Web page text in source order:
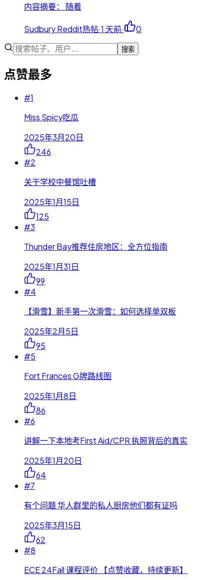
内容摘要： 随着
Sudbury Reddit热帖·1 天前· 0
搜索
点赞最多
#1
Miss Spicy吃瓜
2025年3月20日
246
#2
关于学校中餐馆吐槽
2025年1月15日
125
#3
Thunder Bay推荐住房地区：全方位指南
2025年1月31日
99
#4
【滑雪】新手第一次滑雪：如何选择单双板
2025年2月5日
95
#5
Fort Frances G牌路线图
2025年1月8日
86
#6
讲解一下本地考First Aid/CPR 执照背后的真实
2025年1月20日
64
#7
有个问题 华人群里的私人厨房他们都有证吗
2025年3月15日
62
#8
ECE 24Fall 课程评价 【点赞收藏，持续更新】